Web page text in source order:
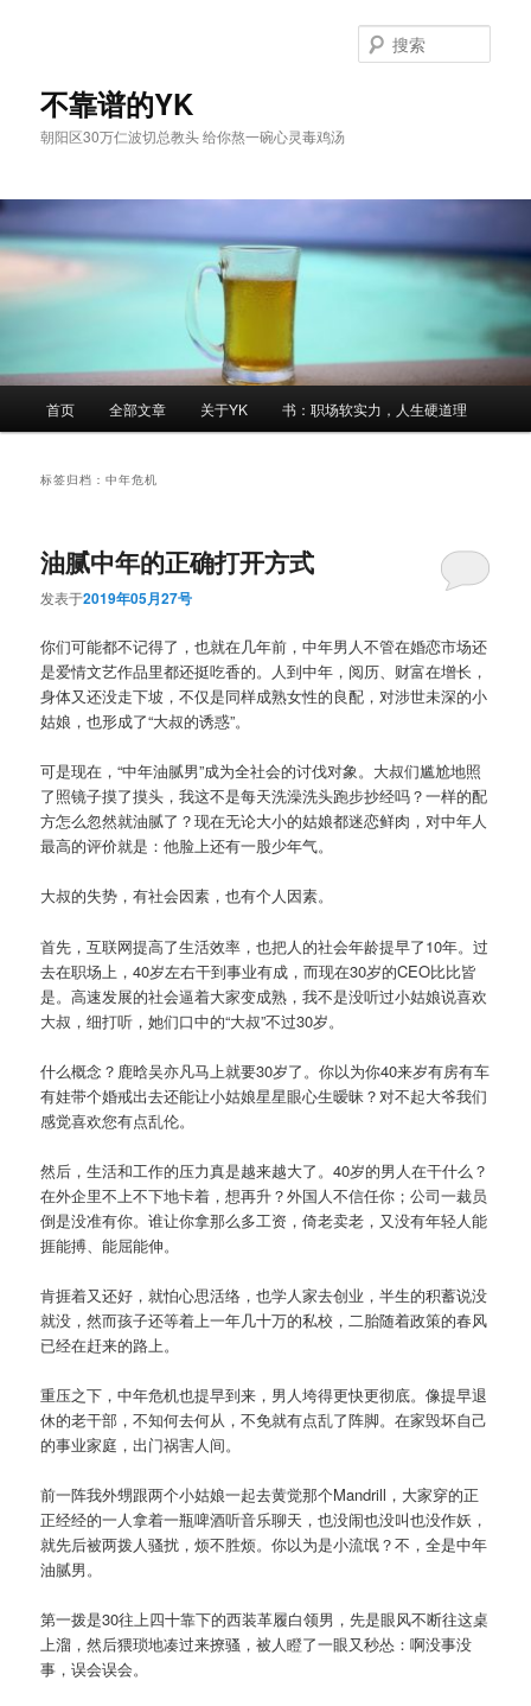
不靠谱的YK
朝阳区30万仁波切总教头 给你熬一碗心灵毒鸡汤
索
首页 全部文章 关于YK 书：职场软实力，人生硬道理
标签归档：中年危机
油腻中年的正确打开方式
发表于2019年05月27号
你们可能都不记得了，也就在几年前，中年男人不管在婚恋市场还
是爱情文艺作品里都还挺吃香的。人到中年，阅历、财富在增长，
身体又还没走下坡，不仅是同样成熟女性的良配，对涉世未深的小
姑娘，也形成了“大叔的诱惑”。
可是现在，“中年油腻男”成为全社会的讨伐对象。大叔们尴尬地照
了照镜子摸了摸头，我这不是每天洗澡洗头跑步抄经吗？一样的配
方怎么忽然就油腻了？现在无论大小的姑娘都迷恋鲜肉，对中年人
最高的评价就是：他脸上还有一股少年气。
大叔的失势，有社会因素，也有个人因素。
首先，互联网提高了生活效率，也把人的社会年龄提早了10年。过
去在职场上，40岁左右干到事业有成，而现在30岁的CEO比比皆
是。高速发展的社会逼着大家变成熟，我不是没听过小姑娘说喜欢
大叔，细打听，她们口中的“大叔”不过30岁。
什么概念？鹿晗吴亦凡马上就要30岁了。你以为你40来岁有房有车
有娃带个婚戒出去还能让小姑娘星星眼心生暧昧？对不起大爷我们
感觉喜欢您有点乱伦。
然后，生活和工作的压力真是越来越大了。40岁的男人在干什么？
在外企里不上不下地卡着，想再升？外国人不信任你；公司一裁员
倒是没准有你。谁让你拿那么多工资，倚老卖老，又没有年轻人能
捱能搏、能屈能伸。
肯捱着又还好，就怕心思活络，也学人家去创业，半生的积蓄说没
就没，然而孩子还等着上一年几十万的私校，二胎随着政策的春风
已经在赶来的路上。
重压之下，中年危机也提早到来，男人垮得更快更彻底。像提早退
休的老干部，不知何去何从，不免就有点乱了阵脚。在家毁坏自己
的事业家庭，出门祸害人间。
前一阵我外甥跟两个小姑娘一起去黄觉那个Mandrill，大家穿的正
正经经的一人拿着一瓶啤酒听音乐聊天，也没闹也没叫也没作妖，
就先后被两拨人骚扰，烦不胜烦。你以为是小流氓？不，全是中年
油腻男。
第一拨是30往上四十靠下的西装革履白领男，先是眼风不断往这桌
上溜，然后猥琐地凑过来撩骚，被人瞪了一眼又秒怂：啊没事没
事，误会误会。